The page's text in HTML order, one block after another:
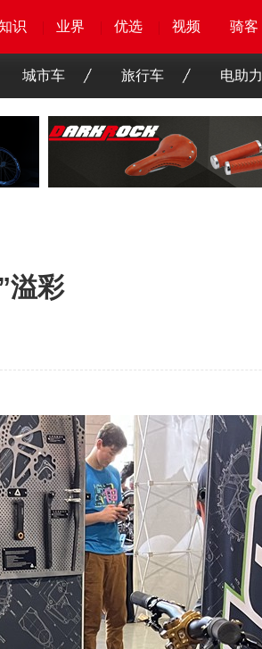
识 业界 优选 骑客 论坛
识 业界 优选 骑客 视频
识 业界 优选 视频 骑客
识 业界 优选 视频 骑客
城市车 旅行车 电助力
溢彩